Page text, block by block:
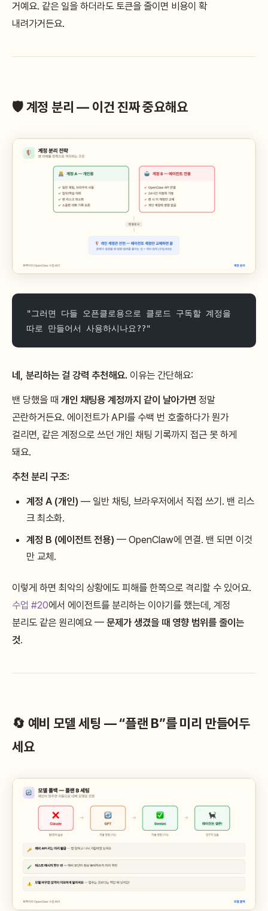
거예요. 같은 일을 하더라도 토큰을 줄이면 비용이 확
내려가거든요.
🛡️ 계정 분리 — 이건 진짜 중요해요
"그러면 다들 오픈클로용으로 클로드 구독할 계정을
따로 만들어서 사용하시나요??"
네, 분리하는 걸 강력 추천해요. 이유는 간단해요:
밴 당했을 때 개인 채팅용 계정까지 같이 날아가면 정말
곤란하거든요. 에이전트가 API를 수백 번 호출하다가 뭔가
걸리면, 같은 계정으로 쓰던 개인 채팅 기록까지 접근 못 하게
돼요.
추천 분리 구조:
계정 A (개인) — 일반 채팅, 브라우저에서 직접 쓰기. 밴 리스
크 최소화.
계정 B (에이전트 전용) — OpenClaw에 연결. 밴 되면 이것
만 교체.
이렇게 하면 최악의 상황에도 피해를 한쪽으로 격리할 수 있어요.
수업 #20에서 에이전트를 분리하는 이야기를 했는데, 계정
분리도 같은 원리예요 — 문제가 생겼을 때 영향 범위를 줄이는
것.
🔄 예비 모델 세팅 — “플랜 B”를 미리 만들어두
세요